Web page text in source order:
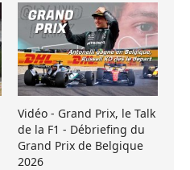
Vidéo - Grand Prix, le Talk
de la F1 - Débriefing du
Grand Prix de Belgique
2026